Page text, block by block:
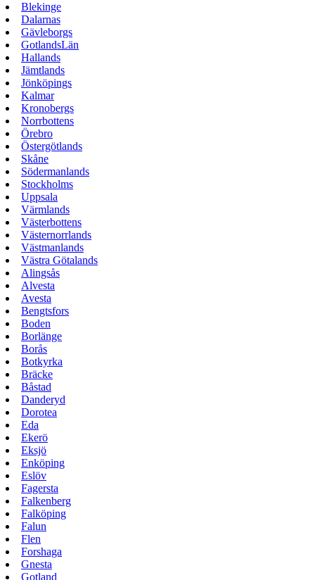
Blekinge
Dalarnas
Gävleborgs
GotlandsLän
Hallands
Jämtlands
Jönköpings
Kalmar
Kronobergs
Norrbottens
Örebro
Östergötlands
Skåne
Södermanlands
Stockholms
Uppsala
Värmlands
Västerbottens
Västernorrlands
Västmanlands
Västra Götalands
Alingsås
Alvesta
Avesta
Bengtsfors
Boden
Borlänge
Borås
Botkyrka
Bräcke
Båstad
Danderyd
Dorotea
Eda
Ekerö
Eksjö
Enköping
Eslöv
Fagersta
Falkenberg
Falköping
Falun
Flen
Forshaga
Gnesta
Gotland